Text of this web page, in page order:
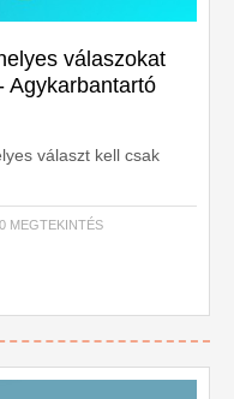
válaszokat
Agykarbantartó
választ kell csak
MEGTEKINTÉS